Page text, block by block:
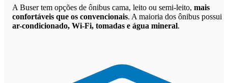
A Buser tem opções de ônibus cama, leito ou semi-leito, mais
confortáveis que os convencionais. A maioria dos ônibus possui
ar-condicionado, Wi-Fi, tomadas e água mineral.